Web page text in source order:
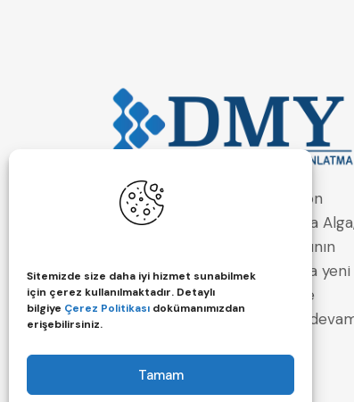
Sitemizde size daha iyi hizmet sunabilmek
için çerez kullanılmaktadır. Detaylı
bilgiye Çerez Politikası dokümanımızdan
erişebilirsiniz.
Tamam
DMY Elektrik Otomasyon
Aydınlatma A.Ş. , 2020 yılında
Savior ve Na-De firmalarının
birleşmesiyle ticari hayatına yeni
yerinde ve yeni ismiyle
faaliyetlerine hız kesmeden